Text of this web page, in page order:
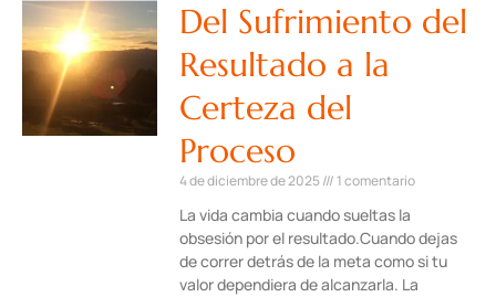
Del Sufrimiento del
Resultado a la
Certeza del
Proceso
4 de diciembre de 2025 1 comentario
La vida cambia cuando sueltas la
obsesión por el resultado.Cuando dejas
de correr detrás de la meta como si tu
valor dependiera de alcanzarla. La